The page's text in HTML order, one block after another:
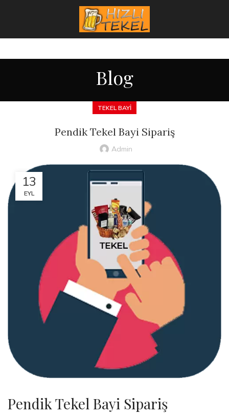
Blog
TEKEL BAYI
Pendik Tekel Bayi Sipariş
Admin
13
EYL
Pendik Tekel Bayi Sipariş